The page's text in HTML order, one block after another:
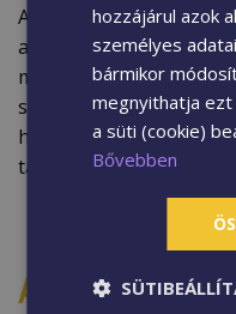
A WPC kerítésoszlop
alapanyagból készült
megakadályozza, hogy
szennyeződés jusson a
hozzájárul az oszlop
távú időtállóságához.
hozzájárul azok
személyes
bármikor
megnyithatja ezt
a süti (cookie)
Bővebben